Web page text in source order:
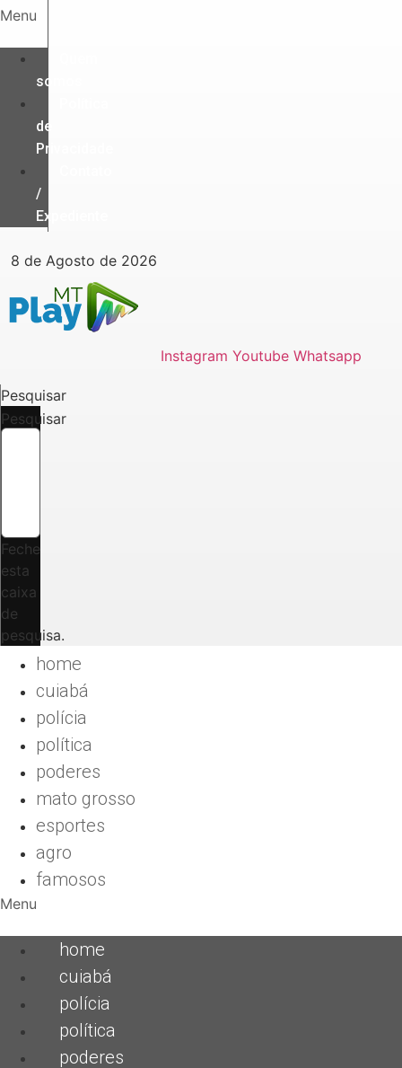
Ir
o
conteúdo
Menu
somos
de
Privacidade
/
Expediente
8 de Agosto de 2026
Instagram Youtube Whatsapp
Pesquisar
Pesquisar
Feche
esta
caixa
de
pesquisa.
home
cuiabá
polícia
política
poderes
mato grosso
esportes
agro
famosos
Menu
home
cuiabá
polícia
política
poderes